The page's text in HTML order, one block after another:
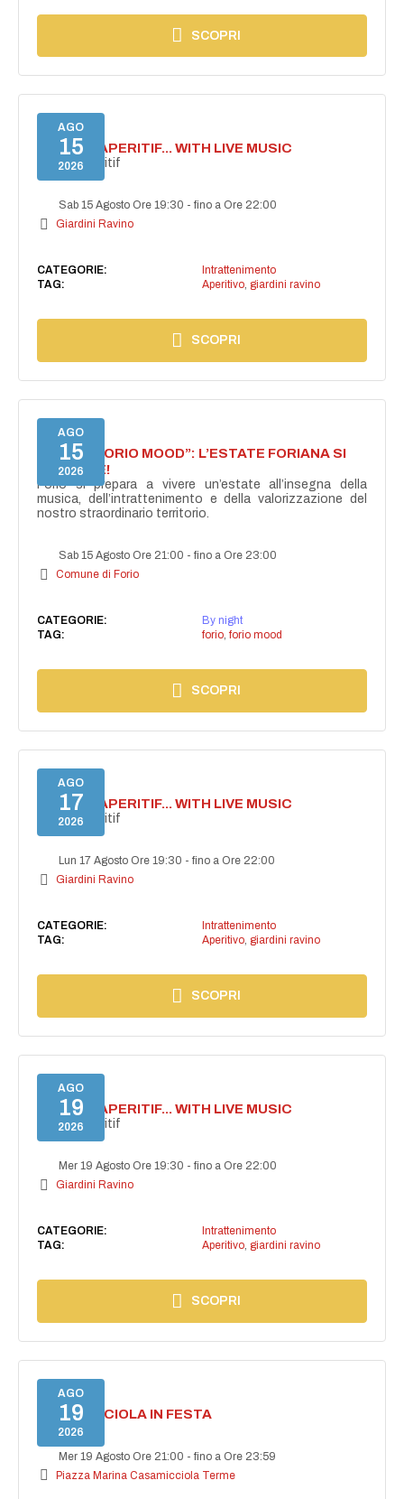
SCOPRI
AGO
15
2026
SECRET APERITIF... WITH LIVE MUSIC
Secret aperitif
Sab 15 Agosto Ore 19:30 -fino a Ore 22:00
Giardini Ravino
CATEGORIE:
Intrattenimento
TAG:
Aperitivo, giardini ravino
SCOPRI
AGO
15
2026
NASCE “FORIO MOOD”: L’ESTATE FORIANA SI
ACCENDE!
Forio si prepara a vivere un’estate all’insegna della
musica, dell’intrattenimento e della valorizzazione del
nostro straordinario territorio.
Sab 15 Agosto Ore 21:00 -fino a Ore 23:00
Comune di Forio
CATEGORIE:
By night
TAG:
forio, forio mood
SCOPRI
AGO
17
2026
SECRET APERITIF... WITH LIVE MUSIC
Secret aperitif
Lun 17 Agosto Ore 19:30 -fino a Ore 22:00
Giardini Ravino
CATEGORIE:
Intrattenimento
TAG:
Aperitivo, giardini ravino
SCOPRI
AGO
19
2026
SECRET APERITIF... WITH LIVE MUSIC
Secret aperitif
Mer 19 Agosto Ore 19:30 -fino a Ore 22:00
Giardini Ravino
CATEGORIE:
Intrattenimento
TAG:
Aperitivo, giardini ravino
SCOPRI
AGO
19
2026
CASAMICCIOLA IN FESTA
Mer 19 Agosto Ore 21:00 -fino a Ore 23:59
Piazza Marina Casamicciola Terme